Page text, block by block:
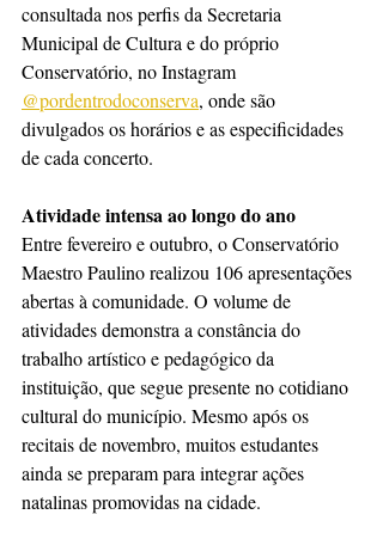
consultada nos perfis da Secretaria
Municipal de Cultura e do próprio
Conservatório, no Instagram
@pordentrodoconserva, onde são
divulgados os horários e as especificidades
de cada concerto.
Atividade intensa ao longo do ano
Entre fevereiro e outubro, o Conservatório
Maestro Paulino realizou 106 apresentações
abertas à comunidade. O volume de
atividades demonstra a constância do
trabalho artístico e pedagógico da
instituição, que segue presente no cotidiano
cultural do município. Mesmo após os
recitais de novembro, muitos estudantes
ainda se preparam para integrar ações
natalinas promovidas na cidade.